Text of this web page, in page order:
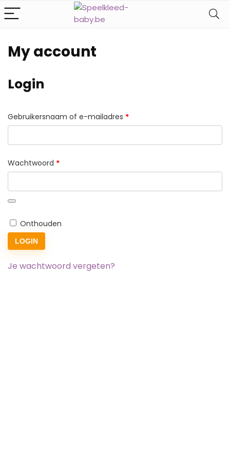
My account
Login
Gebruikersnaam of e-mailadres *Vereist
Wachtwoord *Vereist
Onthouden
LOGIN
Je wachtwoord vergeten?